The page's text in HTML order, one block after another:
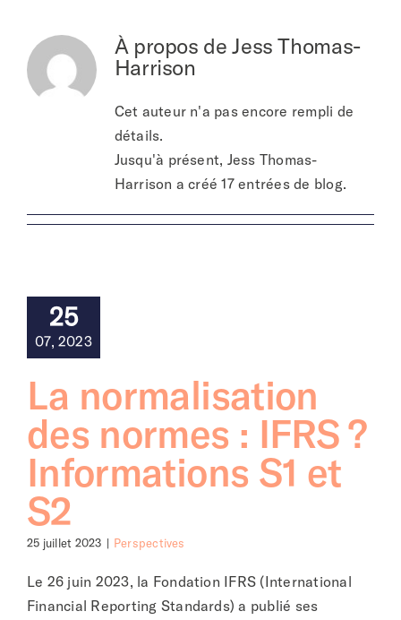
À propos deJess Thomas-
Harrison
Cet auteur n'a pas encore rempli de
détails.
Jusqu'à présent, Jess Thomas-
Harrison a créé 17 entrées de blog.
25
07, 2023
La normalisation
des normes : IFRS ?
Informations S1 et
S2
25 juillet 2023 | Perspectives
Le 26 juin 2023, la Fondation IFRS (International
Financial Reporting Standards) a publié ses